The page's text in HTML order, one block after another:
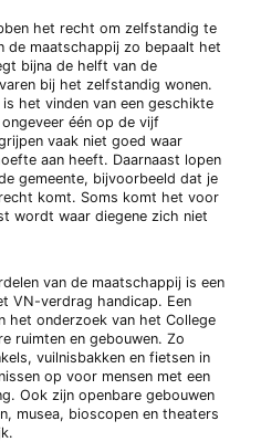
het recht om zelfstandig te
de maatschappij zo bepaalt het
bijna de helft van de
bij het zelfstandig wonen.
het vinden van een geschikte
één op de vijf
vaak niet goed waar
aan heeft. Daarnaast lopen
gemeente, bijvoorbeeld dat je
komt. Soms komt het voor
wordt waar diegene zich niet
van de maatschappij is een
VN-verdrag handicap. Een
het onderzoek van het College
ruimten en gebouwen. Zo
vuilnisbakken en fietsen in
op voor mensen met een
Ook zijn openbare gebouwen
musea, bioscopen en theaters